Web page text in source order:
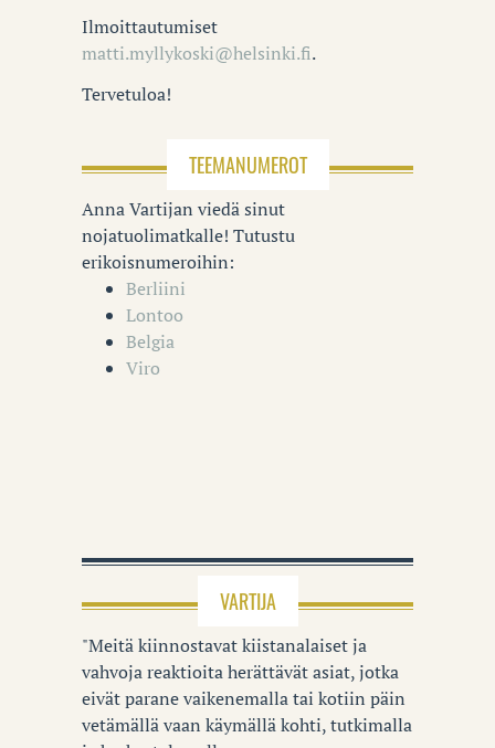
Ilmoittautumiset
matti.myllykoski@helsinki.fi.
Tervetuloa!
TEEMANUMEROT
Anna Vartijan viedä sinut
nojatuolimatkalle! Tutustu
erikoisnumeroihin:
Berliini
Lontoo
Belgia
Viro
VARTIJA
"Meitä kiinnostavat kiistanalaiset ja
vahvoja reaktioita herättävät asiat, jotka
eivät parane vaikenemalla tai kotiin päin
vetämällä vaan käymällä kohti, tutkimalla